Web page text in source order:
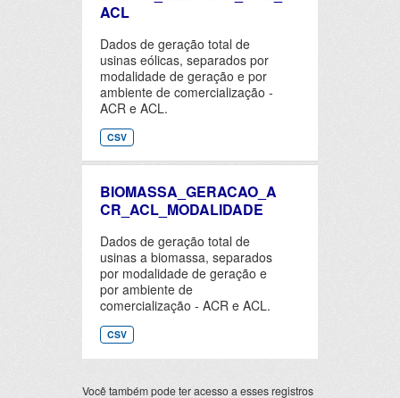
ACL
Dados de geração total de
usinas eólicas, separados por
modalidade de geração e por
ambiente de comercialização -
ACR e ACL.
CSV
BIOMASSA_GERACAO_A
CR_ACL_MODALIDADE
Dados de geração total de
usinas a biomassa, separados
por modalidade de geração e
por ambiente de
comercialização - ACR e ACL.
CSV
Você também pode ter acesso a esses registros